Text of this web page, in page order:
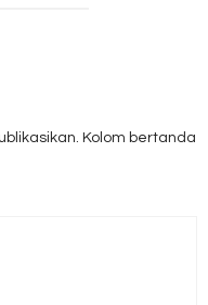
Kolom bertanda